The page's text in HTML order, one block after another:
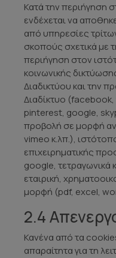
Κατά την περιήγηση
ενδέχεται να
από υπηρεσίες
σκοπούς σχετικά με
περιήγηση στον
κοινωνικής
Διαδικτύου και την
Διαδίκτυο
pinterest, google,
προβολή σε μορφή
vimeo κ.λπ.),
επιχειρηματικής
google, τετραγωνικά
εταιρική,
μορφή (pdf, excel,
2.4
Κανένα από τα
απαραίτητα για τη